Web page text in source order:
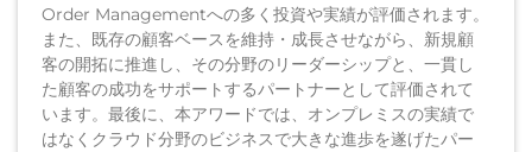
Order Managementへの多く投資や実績が評価されます。
また、既存の顧客ベースを維持・成長させながら、新規顧
客の開拓に推進し、その分野のリーダーシップと、一貫し
た顧客の成功をサポートするパートナーとして評価されて
います。最後に、本アワードでは、オンプレミスの実績で
はなくクラウド分野のビジネスで大きな進歩を遂げたパー